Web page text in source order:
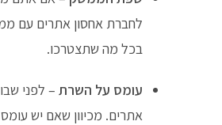
לחברת אחסון אתרים עם
בכל מה שתצטרכו.
עומס על השרת – לפני
אתרים. מכיוון שאם יש